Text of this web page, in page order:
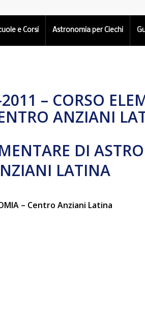
e Corsi Astronomia per Ciechi
– CORSO
ANZIANI
DI
LATINA
– Centro Anziani Latina